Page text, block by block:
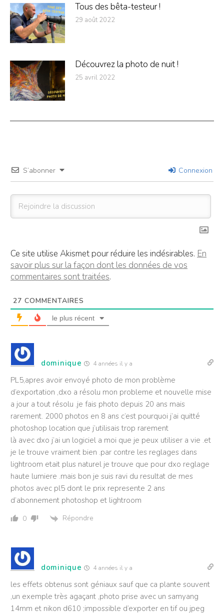
Tous des bêta-testeur !
29 août 2022
Découvrez la photo de nuit !
25 avril 2022
S’abonner Connexion
Ce site utilise Akismet pour réduire les indésirables. En
savoir plus sur la façon dont les données de vos
commentaires sont traitées.
27 COMMENTAIRES
le plus récent
dominique 4 années il y a
PL5,apres avoir envoyé photo de mon problème
d’exportation ,dxo a résolu mon probleme et nouvelle mise
a jour atout résolu .je fais photo depuis 20 ans mais
rarement. 2000 photos en 8 ans c’est pourquoi j’ai quitté
photoshop location que j’utilisais trop rarement
là avec dxo j’ai un logiciel a moi que je peux utiliser a vie .et
je le trouve vraiment bien .par contre les reglages dans
lightroom etait plus naturel je trouve que pour dxo reglage
haute lumiere .mais bon je suis ravi du resultat de mes
photos avec pl5 dont le prix represente 2 ans
d’abonnement photoshop et lightroom
0 Répondre
dominique 4 années il y a
les effets obtenus sont géniaux sauf que ca plante souvent
,un exemple très agaçant ,photo prise avec un samyang
14mm et nikon d610 ;impossible d’exporter en tif ou jpeg